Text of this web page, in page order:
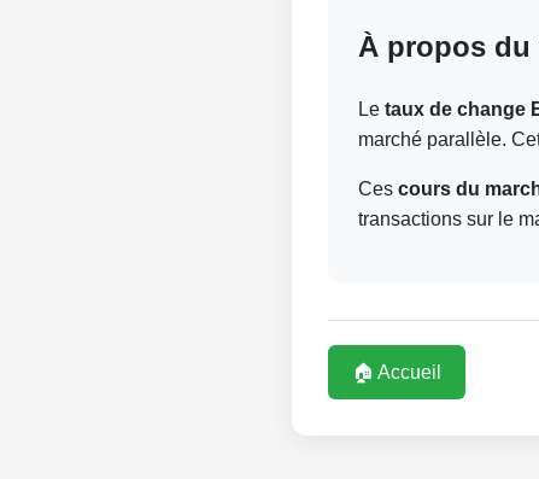
À propos du
Le taux de change
marché parallèle.
Ces cours du
transactions sur le
🏠 Accueil